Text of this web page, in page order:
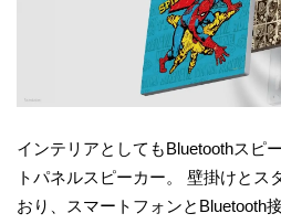
インテリアとしてもBluetoothスピ
トパネルスピーカー。 壁掛けとス
おり、スマートフォンとBluetooth